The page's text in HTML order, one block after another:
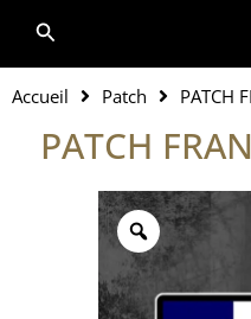
Rechercher
Accueil Patch PATCH
PATCH